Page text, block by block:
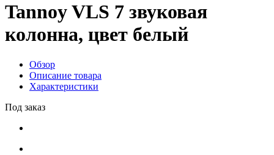
Tannoy VLS 7 звуковая
колонна, цвет белый
Обзор
Описание товара
Характеристики
Под заказ